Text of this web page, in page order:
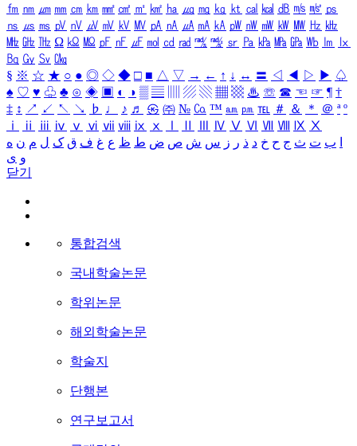
㎙ ㎚ ㎛ ㎜ ㎝ ㎞ ㎟ ㎠ ㎡ ㎢ ㏊ ㎍ ㎎ ㎏ ㏏ ㎈ ㎉ ㏈ ㎧ ㎨ ㎰
㎱ ㎲ ㎳ ㎴ ㎵ ㎶ ㎷ ㎸ ㎹ ㎀ ㎁ ㎂ ㎃ ㎄ ㎺ ㎻ ㎽ ㎾ ㎿ ㎐ ㎑
㎒ ㎓ ㎔ Ω ㏀ ㏁ ㎊ ㎋ ㎌ ㏖ ㏅ ㎭ ㎮ ㎯ ㏛ ㎩ ㎪ ㎫ ㎬ ㏝ ㏐
㏓
㏃ ㏉ ㏜ ㏆
§ ※ ☆ ★ ○ ● ◎ ◇ ◆ □ ■ △ ▽ → ← ↑ ↓ ↔ 〓 ◁ ◀ ▷ ▶ ♤
♠ ♡ ♥ ♧ ♣ ⊙ ◈ ▣ ◐ ◑ ▒ ▤ ▨ ▧ ▦ ▩ ♨ ☏ ☎ ☜ ☞ ¶ †
‡ ↕ ↗ ↙ ↖ ↘ ♭ ♩ ♪ ♬ ㉿ ㈜ № ㏇ ™ ㏂ ㏘ ℡ ＃ ＆ ＊ ＠ ª º
ⅰ
ⅱ ⅲ ⅳ ⅴ ⅵ ⅶ ⅷ ⅸ ⅹ Ⅳ Ⅴ Ⅵ Ⅶ Ⅷ Ⅸ Ⅹ
ب ت ث ج ح خ د ذ ر ز س ش ص ض ط ظ ع غ ف ق ک ل م ن ه
و ی
닫기
통합검색
국내학술논문
학위논문
해외학술논문
학술지
단행본
연구보고서